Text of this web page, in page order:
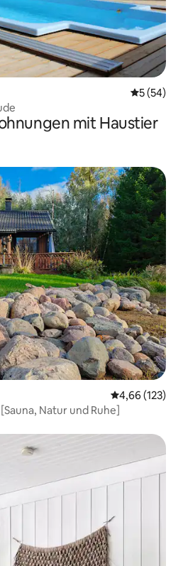
5 (54)
mit Haustier
4,66 (123)
Natur und Ruhe]